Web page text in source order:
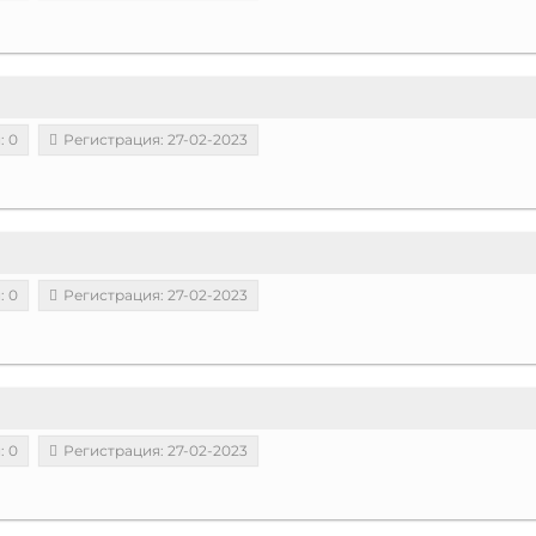
0 Регистрация: 27-02-2023
0 Регистрация: 27-02-2023
0 Регистрация: 27-02-2023